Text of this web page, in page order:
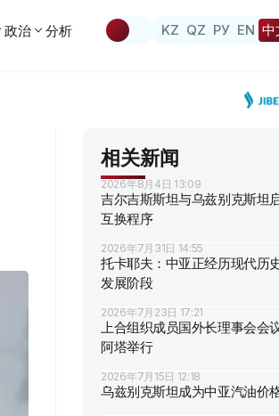
政治 分析 KZ QZ РУ EN 中
相关新闻
2026年8月4日 13:09
吉尔吉斯斯坦与乌兹别克斯坦
互换程序
2026年7月31日 14:55
托卡耶夫：中亚正经历现代历
发展阶段
2026年7月23日 17:21
上合组织成员国外长理事会会
阿塔举行
2026年7月15日 12:18
乌兹别克斯坦成为中亚汽油价